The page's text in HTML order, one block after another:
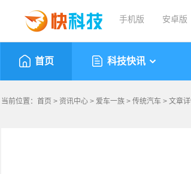
手机版 安卓版
首页 科技快讯
当前位置： 首页 > 资讯中心 > 爱车一族 > 传统汽车 > 文章